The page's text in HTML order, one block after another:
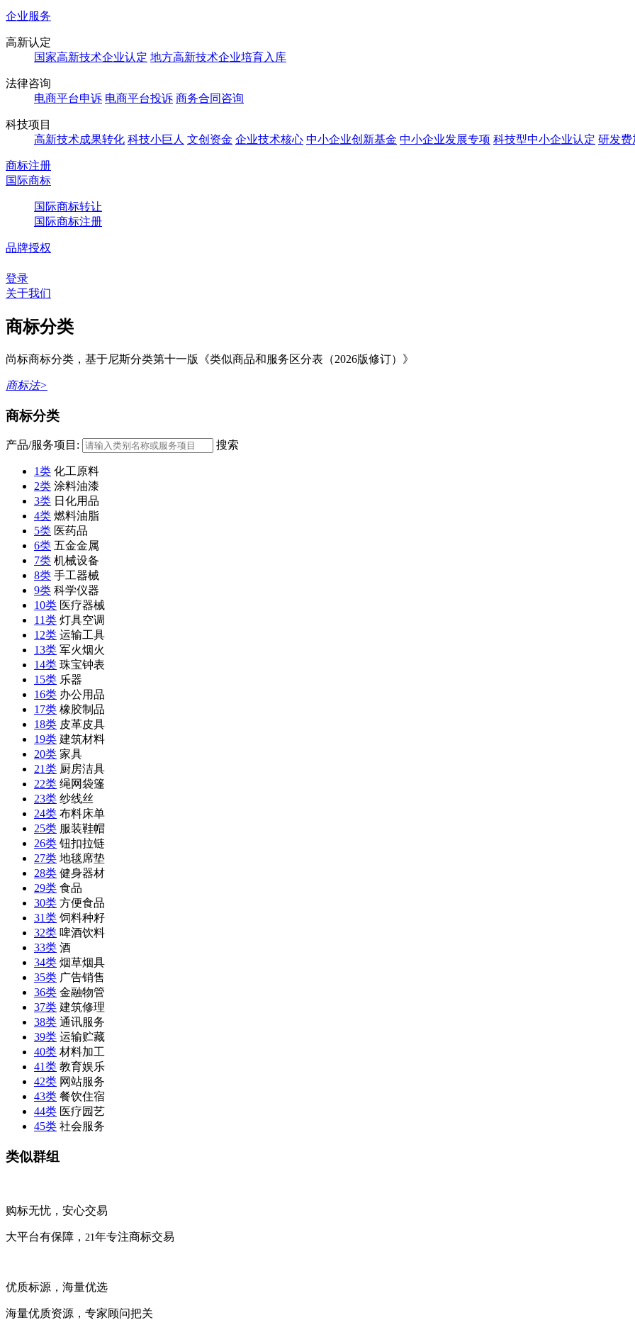
企业服务
高新认定
国家高新技术企业认定 地方高新技术企业培育入库
法律咨询
电商平台申诉 电商平台投诉 商务合同咨询
科技项目
高新技术成果转化 科技小巨人 文创资金 企业技术核心 中小企业创新基金 中小企业发展专项 科技型中小企业认定 研发费
商标注册
国际商标
国际商标转让
国际商标注册
品牌授权
登录
关于我们
商标分类
尚标商标分类，基于尼斯分类第十一版《类似商品和服务区分表（2026版修订）》
商标法>
商标分类
产品/服务项目: 搜索
1类 化工原料
2类 涂料油漆
3类 日化用品
4类 燃料油脂
5类 医药品
6类 五金金属
7类 机械设备
8类 手工器械
9类 科学仪器
10类 医疗器械
11类 灯具空调
12类 运输工具
13类 军火烟火
14类 珠宝钟表
15类 乐器
16类 办公用品
17类 橡胶制品
18类 皮革皮具
19类 建筑材料
20类 家具
21类 厨房洁具
22类 绳网袋篷
23类 纱线丝
24类 布料床单
25类 服装鞋帽
26类 钮扣拉链
27类 地毯席垫
28类 健身器材
29类 食品
30类 方便食品
31类 饲料种籽
32类 啤酒饮料
33类 酒
34类 烟草烟具
35类 广告销售
36类 金融物管
37类 建筑修理
38类 通讯服务
39类 运输贮藏
40类 材料加工
41类 教育娱乐
42类 网站服务
43类 餐饮住宿
44类 医疗园艺
45类 社会服务
类似群组
购标无忧，安心交易
大平台有保障， 21年专注商标交易
优质标源，海量优选
海量优质资源，专家顾问把关